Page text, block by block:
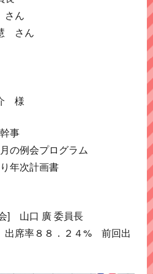
ん
さん
様
事
の例会プログラム
年次計画書
] 山口 廣 委員長
席率８８．２４% 前回出